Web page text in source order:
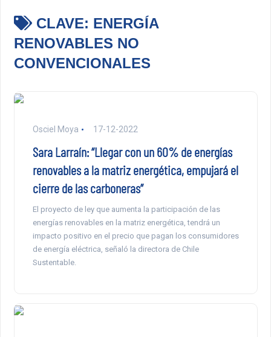
CLAVE: ENERGÍA
RENOVABLES NO
CONVENCIONALES
Osciel Moya 17-12-2022
Sara Larraín: “Llegar con un 60% de energías
renovables a la matriz energética, empujará el
cierre de las carboneras”
El proyecto de ley que aumenta la participación de las
energías renovables en la matriz energética, tendrá un
impacto positivo en el precio que pagan los consumidores
de energía eléctrica, señaló la directora de Chile
Sustentable.